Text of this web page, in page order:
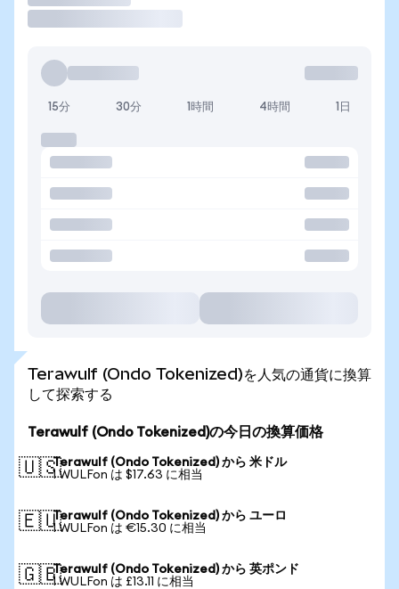
15分 30分 1時間 4時間 1日
Terawulf (Ondo Tokenized)を人気の通貨に換算
して探索する
Terawulf (Ondo Tokenized)の今日の換算価格
🇺🇸Terawulf (Ondo Tokenized) から 米ドル
1 WULFon は $17.63 に相当
🇪🇺Terawulf (Ondo Tokenized) から ユーロ
1 WULFon は €15.30 に相当
🇬🇧Terawulf (Ondo Tokenized) から 英ポンド
1 WULFon は £13.11 に相当